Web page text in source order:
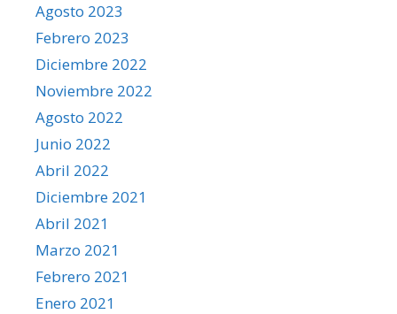
Agosto 2023
Febrero 2023
Diciembre 2022
Noviembre 2022
Agosto 2022
Junio 2022
Abril 2022
Diciembre 2021
Abril 2021
Marzo 2021
Febrero 2021
Enero 2021